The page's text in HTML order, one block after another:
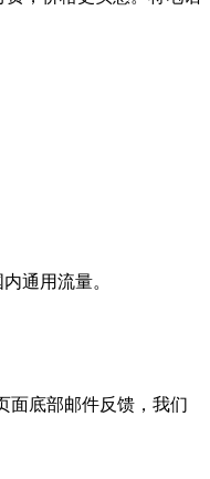
通用流量。
面底部邮件反馈，我们